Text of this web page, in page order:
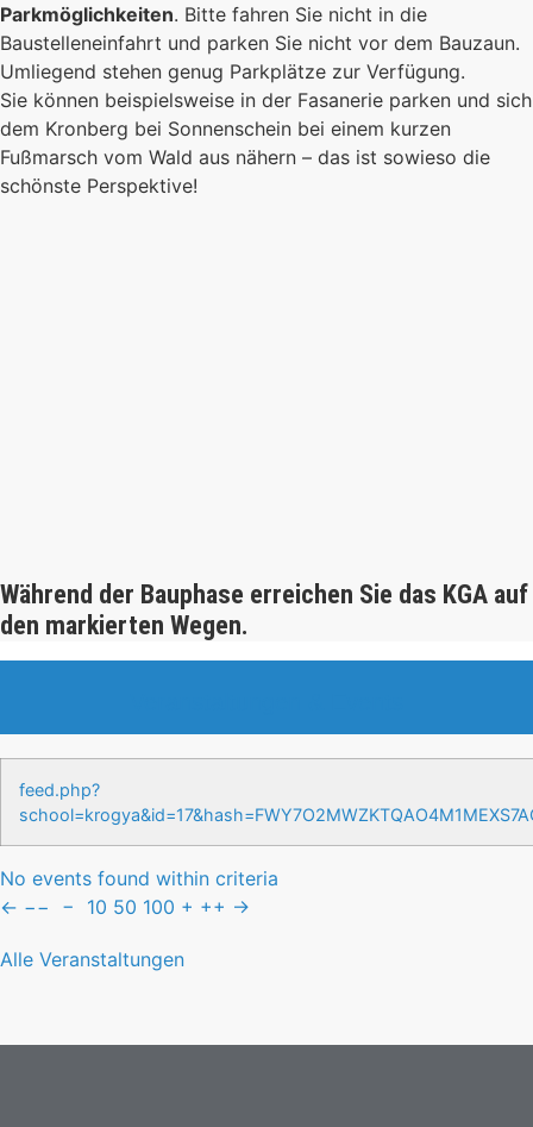
Parkmöglichkeiten. Bitte fahren Sie nicht in die
Baustelleneinfahrt und parken Sie nicht vor dem Bauzaun.
Umliegend stehen genug Parkplätze zur Verfügung.
Sie können beispielsweise in der Fasanerie parken und sich
dem Kronberg bei Sonnenschein bei einem kurzen
Fußmarsch vom Wald aus nähern – das ist sowieso die
schönste Perspektive!
Während der Bauphase erreichen Sie das KGA auf
den markierten Wegen.
feed.php?
No events found within criteria
← −− − 10 50 100 + ++ →
Alle Veranstaltungen